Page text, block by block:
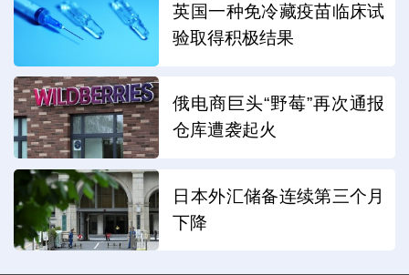
英国一种免冷藏疫苗临床试
验取得积极结果
俄电商巨头“野莓”再次通报
仓库遭袭起火
日本外汇储备连续第三个月
下降